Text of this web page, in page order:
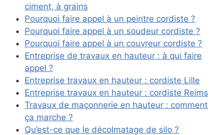
ciment, à grains
Pourquoi faire appel à un peintre cordiste ?
Pourquoi faire appel à un soudeur cordiste ?
Pourquoi faire appel à un couvreur cordiste ?
Entreprise de travaux en hauteur : à qui faire
appel ?
Entreprise travaux en hauteur : cordiste Lille
Entreprise travaux en hauteur : cordiste Reims
Travaux de maçonnerie en hauteur : comment
ça marche ?
Qu’est-ce que le décolmatage de silo ?